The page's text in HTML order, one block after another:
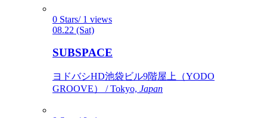
0 Stars/ 1 views
08.22 (Sat)
SUBSPACE
ヨドバシHD池袋ビル9階屋上（YODO
GROOVE） / Tokyo, Japan